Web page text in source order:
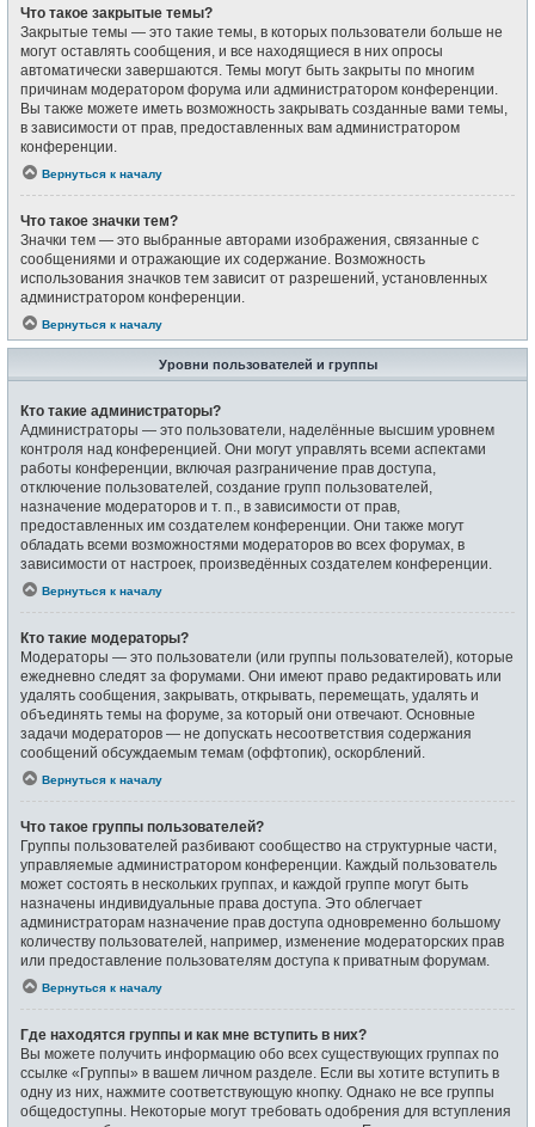
Что такое закрытые темы?
Закрытые темы — это такие темы, в которых пользователи больше не
могут оставлять сообщения, и все находящиеся в них опросы
автоматически завершаются. Темы могут быть закрыты по многим
причинам модератором форума или администратором конференции.
Вы также можете иметь возможность закрывать созданные вами темы,
в зависимости от прав, предоставленных вам администратором
конференции.
Вернуться к началу
Что такое значки тем?
Значки тем — это выбранные авторами изображения, связанные с
сообщениями и отражающие их содержание. Возможность
использования значков тем зависит от разрешений, установленных
администратором конференции.
Вернуться к началу
Уровни пользователей и группы
Кто такие администраторы?
Администраторы — это пользователи, наделённые высшим уровнем
контроля над конференцией. Они могут управлять всеми аспектами
работы конференции, включая разграничение прав доступа,
отключение пользователей, создание групп пользователей,
назначение модераторов и т. п., в зависимости от прав,
предоставленных им создателем конференции. Они также могут
обладать всеми возможностями модераторов во всех форумах, в
зависимости от настроек, произведённых создателем конференции.
Вернуться к началу
Кто такие модераторы?
Модераторы — это пользователи (или группы пользователей), которые
ежедневно следят за форумами. Они имеют право редактировать или
удалять сообщения, закрывать, открывать, перемещать, удалять и
объединять темы на форуме, за который они отвечают. Основные
задачи модераторов — не допускать несоответствия содержания
сообщений обсуждаемым темам (оффтопик), оскорблений.
Вернуться к началу
Что такое группы пользователей?
Группы пользователей разбивают сообщество на структурные части,
управляемые администратором конференции. Каждый пользователь
может состоять в нескольких группах, и каждой группе могут быть
назначены индивидуальные права доступа. Это облегчает
администраторам назначение прав доступа одновременно большому
количеству пользователей, например, изменение модераторских прав
или предоставление пользователям доступа к приватным форумам.
Вернуться к началу
Где находятся группы и как мне вступить в них?
Вы можете получить информацию обо всех существующих группах по
ссылке «Группы» в вашем личном разделе. Если вы хотите вступить в
одну из них, нажмите соответствующую кнопку. Однако не все группы
общедоступны. Некоторые могут требовать одобрения для вступления